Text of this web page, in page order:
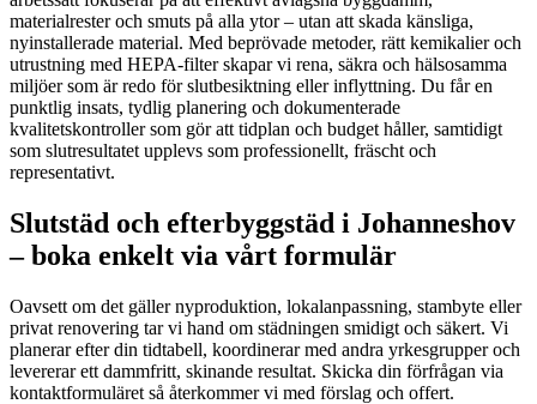
materialrester och smuts på alla ytor – utan att skada känsliga,
nyinstallerade material. Med beprövade metoder, rätt kemikalier och
utrustning med HEPA-filter skapar vi rena, säkra och hälsosamma
miljöer som är redo för slutbesiktning eller inflyttning. Du får en
punktlig insats, tydlig planering och dokumenterade
kvalitetskontroller som gör att tidplan och budget håller, samtidigt
som slutresultatet upplevs som professionellt, fräscht och
representativt.
Slutstäd och efterbyggstäd i Johanneshov
– boka enkelt via vårt formulär
Oavsett om det gäller nyproduktion, lokalanpassning, stambyte eller
privat renovering tar vi hand om städningen smidigt och säkert. Vi
planerar efter din tidtabell, koordinerar med andra yrkesgrupper och
levererar ett dammfritt, skinande resultat. Skicka din förfrågan via
kontaktformuläret så återkommer vi med förslag och offert.